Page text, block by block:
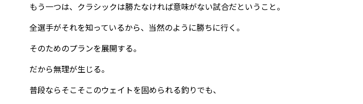
もう一つは、クラシックは勝たなければ意味がない試合だということ。
全選手がそれを知っているから、当然のように勝ちに行く。
そのためのプランを展開する。
だから無理が生じる。
普段ならそこそこのウェイトを固められる釣りでも、